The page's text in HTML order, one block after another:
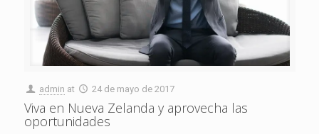
admin at 24 de mayo de 2017
Viva en Nueva Zelanda y aprovecha las
oportunidades